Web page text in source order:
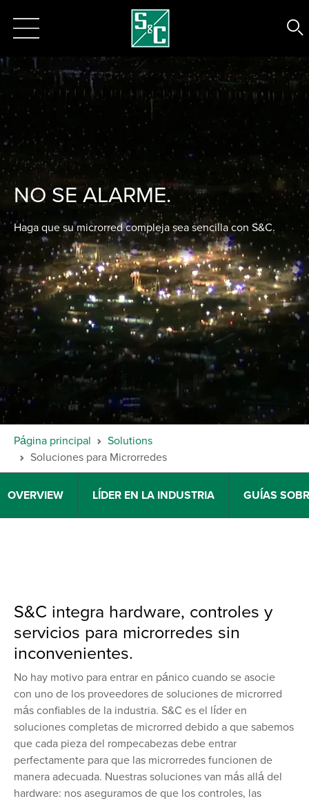
NO SE ALARME.
Haga que su microrred compleja sea sencilla con S&C.
Página principal
Solutions
Soluciones para Microrredes
OVERVIEW LÍDER EN LA INDUSTRIA GUÍAS
S&C integra hardware, controles y
servicios para microrredes sin
inconvenientes.
No hay motivo para entrar en pánico cuando se asocie
con uno de los proveedores de soluciones de microrred
más confiables de la industria. S&C es el líder en
soluciones completas de microrred debido a que sabemos
que cada pieza del rompecabezas debe entrar
perfectamente para que las microrredes funcionen de
manera adecuada. Nuestras soluciones van más allá del
hardware: nos aseguramos de que los controles, las